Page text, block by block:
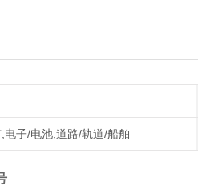
电子/电池,道路/轨道/船舶